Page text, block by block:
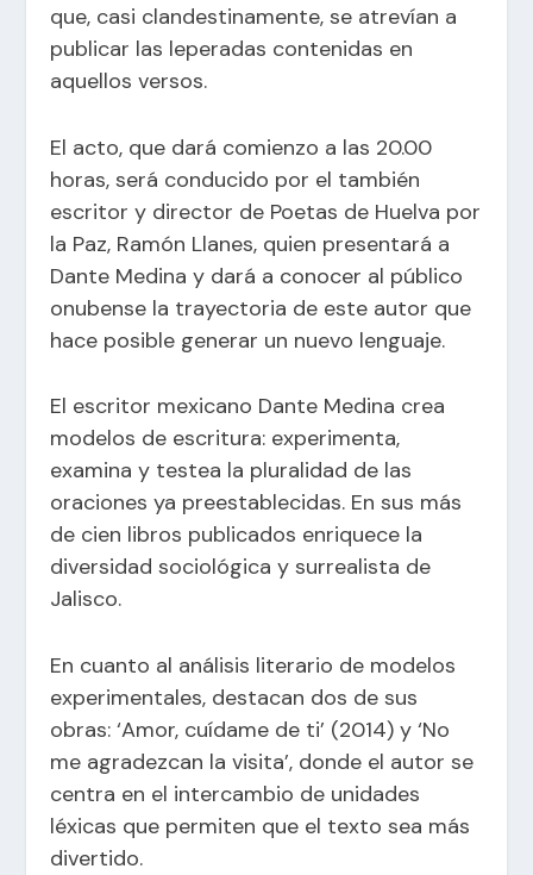
que, casi clandestinamente, se atrevían a
publicar las leperadas contenidas en
aquellos versos.
El acto, que dará comienzo a las 20.00
horas, será conducido por el también
escritor y director de Poetas de Huelva por
la Paz, Ramón Llanes, quien presentará a
Dante Medina y dará a conocer al público
onubense la trayectoria de este autor que
hace posible generar un nuevo lenguaje.
El escritor mexicano Dante Medina crea
modelos de escritura: experimenta,
examina y testea la pluralidad de las
oraciones ya preestablecidas. En sus más
de cien libros publicados enriquece la
diversidad sociológica y surrealista de
Jalisco.
En cuanto al análisis literario de modelos
experimentales, destacan dos de sus
obras: ‘Amor, cuídame de ti’ (2014) y ‘No
me agradezcan la visita’, donde el autor se
centra en el intercambio de unidades
léxicas que permiten que el texto sea más
divertido.